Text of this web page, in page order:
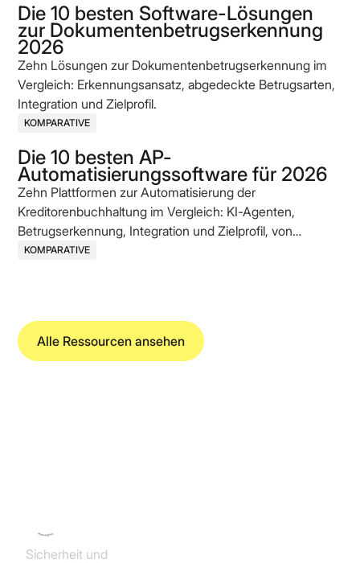
Die 10 besten Software-Lösungen
zur Dokumentenbetrugserkennung
2026
Zehn Lösungen zur Dokumentenbetrugserkennung im
Vergleich: Erkennungsansatz, abgedeckte Betrugsarten,
Integration und Zielprofil.
KOMPARATIVE
Die 10 besten AP-
Automatisierungssoftware für 2026
Zehn Plattformen zur Automatisierung der
Kreditorenbuchhaltung im Vergleich: KI-Agenten,
Betrugserkennung, Integration und Zielprofil, von
etablierten Enterprise-Anbietern bis zu AI-nativen
KOMPARATIVE
Alle Ressourcen ansehen
Sicherheit und